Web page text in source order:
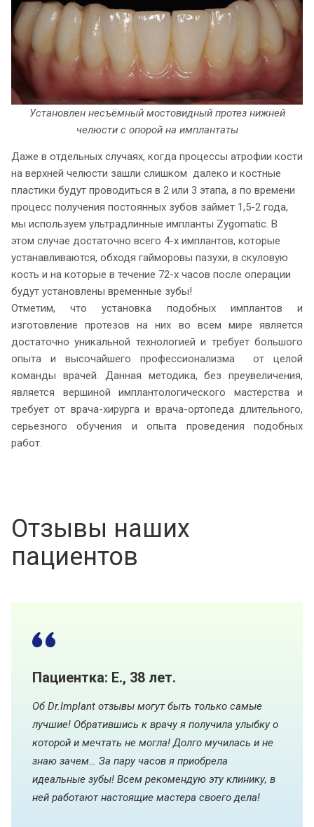
Установлен несъёмный мостовидный протез нижней
челюсти с опорой на имплантаты
Даже в отдельных случаях, когда процессы атрофии кости
на верхней челюсти зашли слишком далеко и костные
пластики будут проводиться в 2 или 3 этапа, а по времени
процесс получения постоянных зубов займет 1,5-2 года,
мы используем ультрадлинные импланты Zygomatic. В
этом случае достаточно всего 4-х имплантов, которые
устанавливаются, обходя гайморовы пазухи, в скуловую
кость и на которые в течение 72-х часов после операции
будут установлены временные зубы!
Отметим, что установка подобных имплантов и
изготовление протезов на них во всем мире является
достаточно уникальной технологией и требует большого
опыта и высочайшего профессионализма от целой
команды врачей. Данная методика, без преувеличения,
является вершиной имплантологического мастерства и
требует от врача-хирурга и врача-ортопеда длительного,
серьезного обучения и опыта проведения подобных
работ.
Отзывы наших
пациентов
Пациентка: Е., 38 лет.
Об Dr.Implant отзывы могут быть только самые
лучшие! Обратившись к врачу я получила улыбку о
которой и мечтать не могла! Долго мучилась и не
знаю зачем… За пару часов я приобрела
идеальные зубы! Всем рекомендую эту клинику, в
ней работают настоящие мастера своего дела!